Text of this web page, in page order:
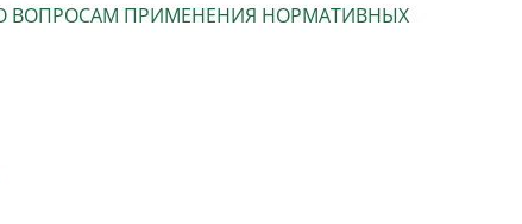
ВОПРОСАМ ПРИМЕНЕНИЯ НОРМАТИВНЫХ